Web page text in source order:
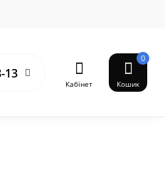
13
Кабінет
0
Кошик